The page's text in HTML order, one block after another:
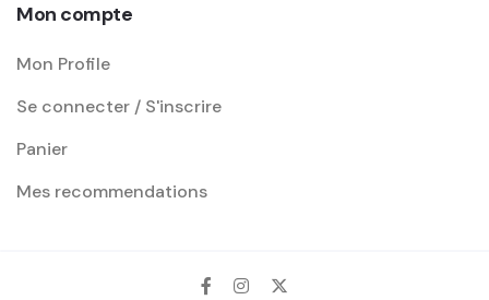
Mon compte
Mon Profile
Se connecter / S'inscrire
Panier
Mes recommendations